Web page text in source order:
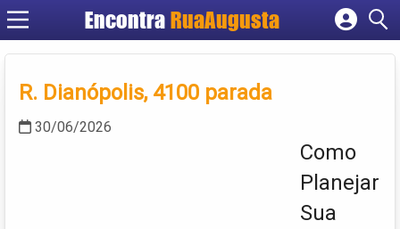
Encontra RuaAugusta
Cadastrar empresa
Criar conta
R. Dianópolis, 4100 parada
30/06/2026
Como
Planejar
Sua